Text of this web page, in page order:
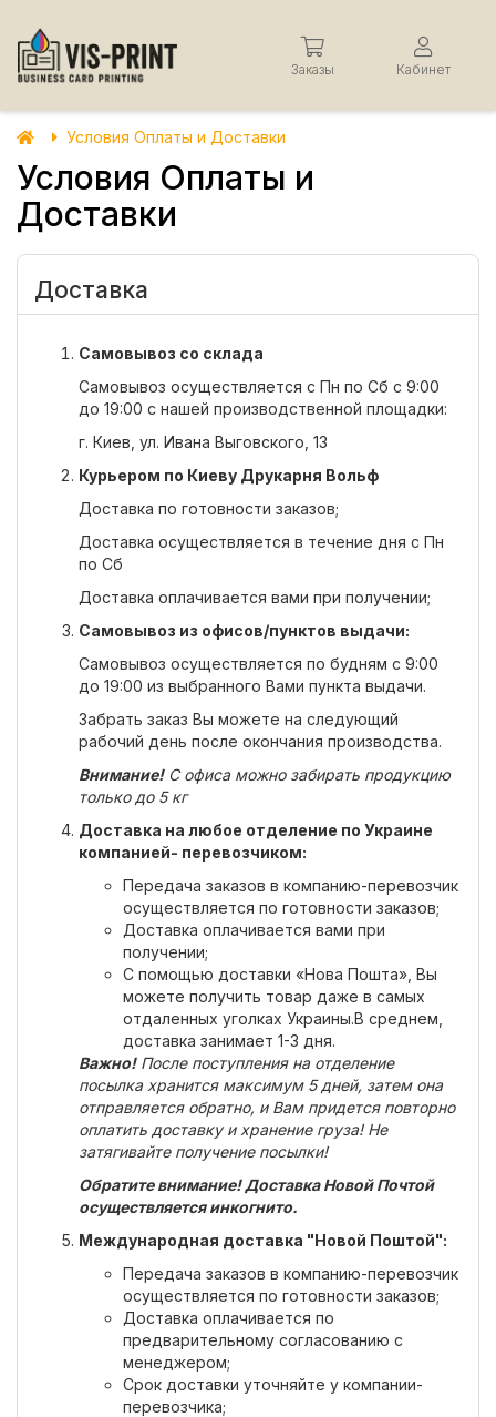
Заказы Кабинет
Условия Оплаты и Доставки
Условия Оплаты и
Доставки
Доставка
Самовывоз со склада
Самовывоз осуществляется с Пн по Сб с 9:00
до 19:00 с нашей производственной площадки:
г. Киев, ул. Ивана Выговского, 13
Курьером по Киеву Друкарня Вольф
Доставка по готовности заказов;
Доставка осуществляется в течение дня с Пн
по Сб
Доставка оплачивается вами при получении;
Самовывоз из офисов/пунктов выдачи:
Самовывоз осуществляется по будням с 9:00
до 19:00 из выбранного Вами пункта выдачи.
Забрать заказ Вы можете на следующий
рабочий день после окончания производства.
Внимание!С офиса можно забирать продукцию
только до 5 кг
Доставка на любое отделение по Украине
компанией- перевозчиком:
Передача заказов в компанию-перевозчик
осуществляется по готовности заказов;
Доставка оплачивается вами при
получении;
С помощью доставки «Нова Пошта», Вы
можете получить товар даже в самых
отдаленных уголках Украины.В среднем,
доставка занимает 1-3 дня.
Важно!После поступления на отделение
посылка хранится максимум 5 дней, затем она
отправляется обратно, и Вам придется повторно
оплатить доставку и хранение груза! Не
затягивайте получение посылки!
Обратите внимание! Доставка Новой Почтой
осуществляется инкогнито.
Международная доставка "Новой Поштой":
Передача заказов в компанию-перевозчик
осуществляется по готовности заказов;
Доставка оплачивается по
предварительному согласованию с
менеджером;
Срок доставки уточняйте у компании-
перевозчика;